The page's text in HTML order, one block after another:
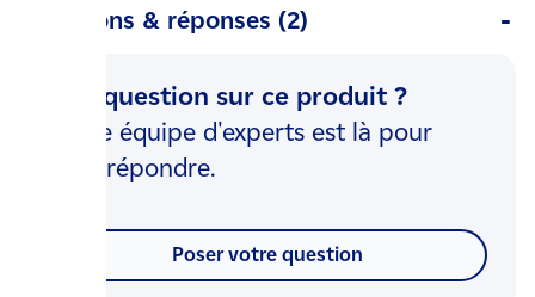
Questions & réponses (2)
Une question sur ce produit ?
Notre équipe d'experts est là pour
vous répondre.
Poser votre question